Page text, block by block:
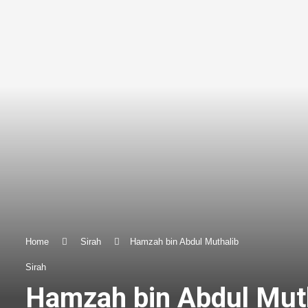
Home Sirah Hamzah bin Abdul Muthalib
Sirah
Hamzah bin Abdul